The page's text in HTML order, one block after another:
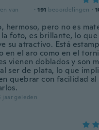
van
· 191 beoordelingen ·
hermoso, pero no es
la foto, es brillante, lo que
su atractivo. Está
en el aro como en el
vienen doblados y son
ser de plata, lo que
quebrar con facilidad al
jaar geleden